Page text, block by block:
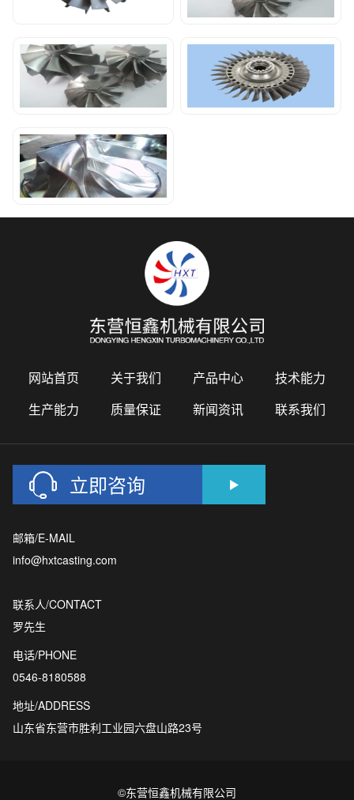
网站首页 关于我们 产品中心
技术能力
生产能力
质量保证 新闻资讯 联系我们
立即咨询
邮箱/E-MAIL
info@hxtcasting.com
联系人/CONTACT
罗先生
电话/PHONE
0546-8180588
地址/ADDRESS
山东省东营市胜利工业园六盘山路23号
©东营恒鑫机械有限公司